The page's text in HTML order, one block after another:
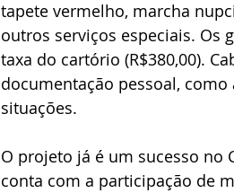
tapete vermelho, marcha
outros serviços especiais. Os
taxa do cartório (R$380,00).
documentação pessoal,
situações.
O projeto já é um sucesso no
conta com a participação de